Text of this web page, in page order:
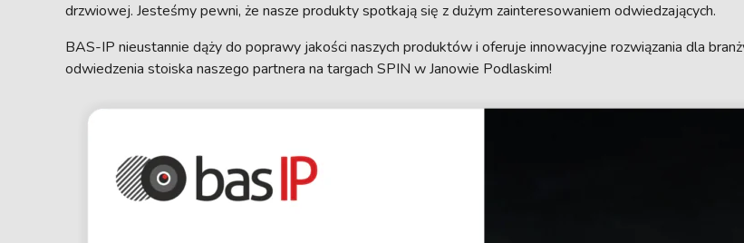
drzwiowej. Jesteśmy pewni, że nasze produkty spotkają się z dużym zainteresowaniem odwiedzających.
BAS-IP nieustannie dąży do poprawy jakości naszych produktów i oferuje innowacyjne rozwiązania dla
odwiedzenia stoiska naszego partnera na targach SPIN w Janowie Podlaskim!